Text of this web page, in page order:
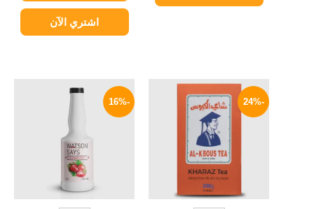
اشتري الآن
-24%
السعر
الأصلي
هو:
119 EGP.
السعر
الحالي
هو:
-16%
الأصلي